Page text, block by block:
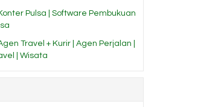
Pulsa | Software Pembukuan
Travel + Kurir | Agen Perjalan |
| Wisata